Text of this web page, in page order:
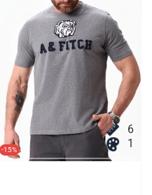
-15%
6
1